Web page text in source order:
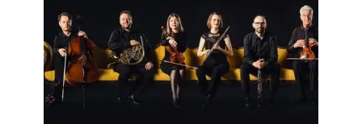
Previous Next